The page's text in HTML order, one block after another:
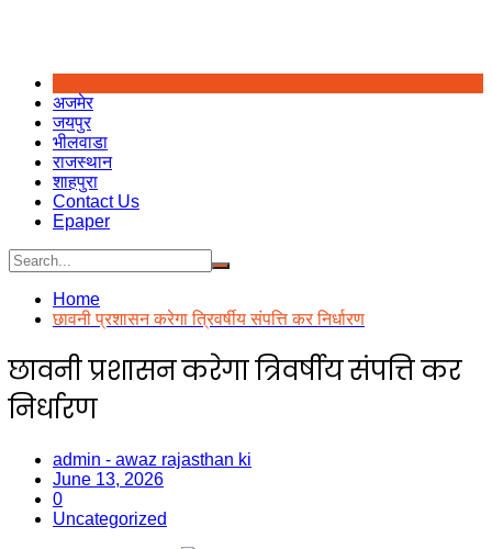
अजमेर
जयपुर
भीलवाडा
राजस्थान
शाहपुरा
Contact Us
Epaper
Home
छावनी प्रशासन करेगा त्रिवर्षीय संपत्ति कर निर्धारण
छावनी प्रशासन करेगा त्रिवर्षीय संपत्ति कर
निर्धारण
admin - awaz rajasthan ki
June 13, 2026
0
Uncategorized